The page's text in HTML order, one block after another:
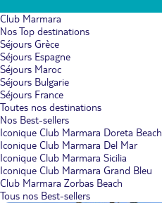
Club Marmara
Nos Top destinations
Séjours Grèce
Séjours Espagne
Séjours Maroc
Séjours Bulgarie
Séjours France
Toutes nos destinations
Nos Best-sellers
Iconique Club Marmara Doreta Beach
Iconique Club Marmara Del Mar
Iconique Club Marmara Sicilia
Iconique Club Marmara Grand Bleu
Club Marmara Zorbas Beach
Tous nos Best-sellers